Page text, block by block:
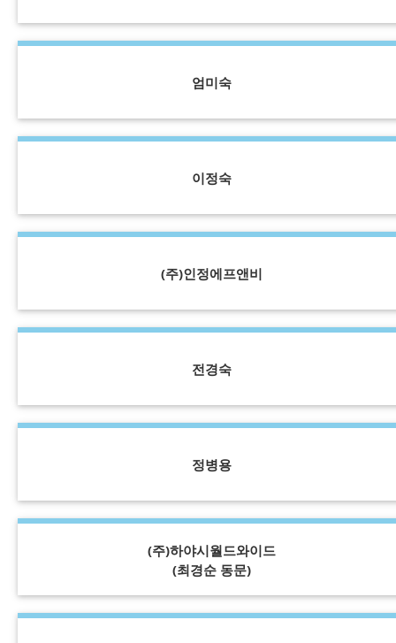
엄미숙
이정숙
(주)인정에프앤비
전경숙
정병용
(주)하야시월드와이드
(최경순 동문)